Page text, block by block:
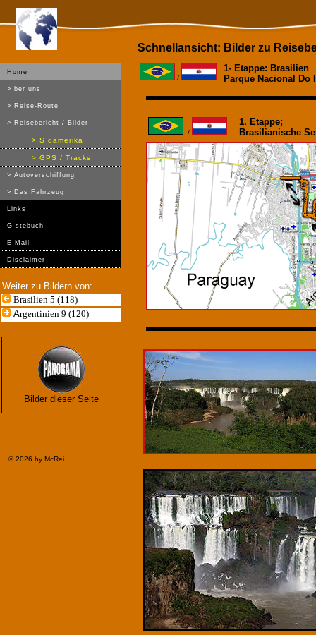
Home
> ber uns
> Reise-Route
> Reisebericht / Bilder
> S damerika
> GPS / Tracks
> Autoverschiffung
> Das Fahrzeug
Links
G stebuch
E-Mail
Disclaimer
Weiter zu Bildern von:
Brasilien 5 (118)
Argentinien 9 (120)
Bilder dieser Seite
©2026 by McRei
/
1- Etappe: Brasilien
Parque Nacional Do
Schnellansicht: Bilder zu
/
1. Etappe;
Brasilianische